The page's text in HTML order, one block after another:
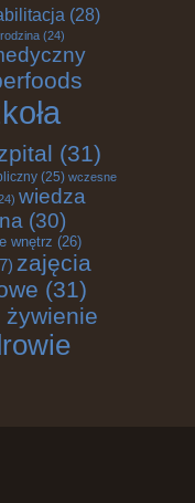
(28)
rodzina (24)
(31)
(25) wczesne
wiedza
(30)
wnętrz (26)
zajęcia
(31)
żywienie